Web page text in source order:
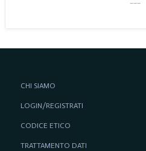
CHI SIAMO
LOGIN/REGISTRATI
CODICE ETICO
TRATTAMENTO DATI